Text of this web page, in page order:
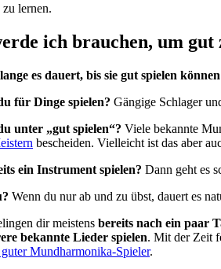
lernen.
ich brauchen, um gut
es dauert, bis sie gut spielen können
für Dinge spielen? Gängige Schlager
unter „gut spielen“? Viele bekannte
bescheiden. Vielleicht ist das aber
ein Instrument spielen? Dann geht es
Wenn du nur ab und zu übst, dauert es
dir meistens bereits nach ein paar
bekannte Lieder spielen. Mit der Zeit
Mundharmonika-Spieler.